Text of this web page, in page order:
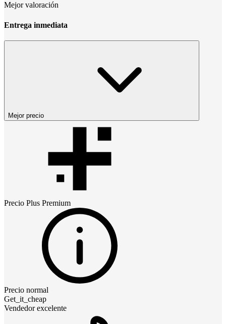
Mejor valoración
Entrega inmediata
Mejor precio
Precio Plus Premium
Precio normal
Get_it_cheap
Vendedor excelente